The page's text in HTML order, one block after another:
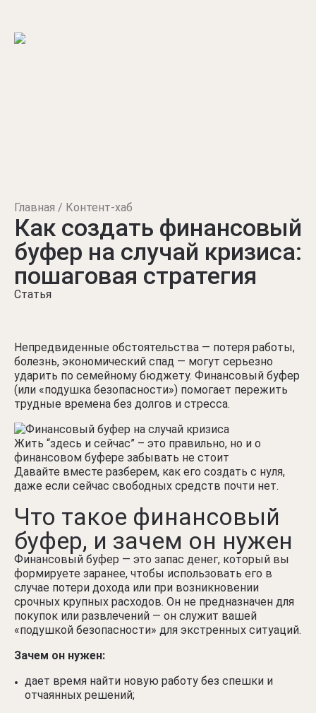
Главная Контент-хаб
Как создать финансовый
буфер на случай кризиса:
пошаговая стратегия
Статья
Непредвиденные обстоятельства — потеря работы,
болезнь, экономический спад — могут серьезно
ударить по семейному бюджету. Финансовый буфер
(или «подушка безопасности») помогает пережить
трудные времена без долгов и стресса.
Жить “здесь и сейчас” – это правильно, но и о
финансовом буфере забывать не стоит
Давайте вместе разберем, как его создать с нуля,
даже если сейчас свободных средств почти нет.
Что такое финансовый
буфер, и зачем он нужен
Финансовый буфер — это запас денег, который вы
формируете заранее, чтобы использовать его в
случае потери дохода или при возникновении
срочных крупных расходов. Он не предназначен для
покупок или развлечений — он служит вашей
«подушкой безопасности» для экстренных ситуаций.
Зачем он нужен:
дает время найти новую работу без спешки и
отчаянных решений;